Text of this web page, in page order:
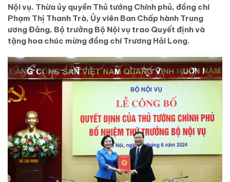
Nội vụ. Thừa ủy quyền Thủ tướng Chính phủ, đồng chí
Phạm Thị Thanh Trà, Ủy viên Ban Chấp hành Trung
ương Đảng, Bộ trưởng Bộ Nội vụ trao Quyết định và
tặng hoa chúc mừng đồng chí Trương Hải Long.